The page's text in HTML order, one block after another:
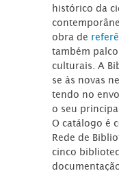
histórico da
obra de
também
culturais. A
se às novas
tendo no
o seu
O catálogo é
Rede de
cinco